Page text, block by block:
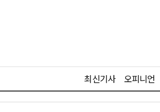
최신기사 오피니언